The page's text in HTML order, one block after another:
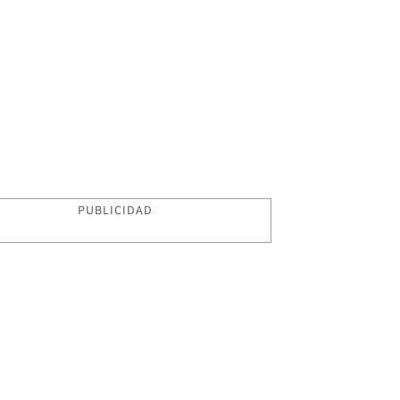
PUBLICIDAD